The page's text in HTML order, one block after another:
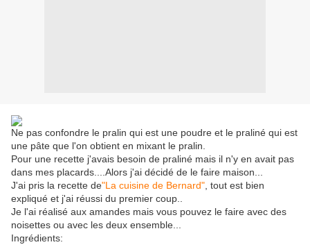
Ne pas confondre le pralin qui est une poudre et le praliné qui est
une pâte que l'on obtient en mixant le pralin.
Pour une recette j'avais besoin de praliné mais il n'y en avait pas
dans mes placards....Alors j'ai décidé de le faire maison...
J'ai pris la recette de"La cuisine de Bernard" , tout est bien
expliqué et j'ai réussi du premier coup..
Je l'ai réalisé aux amandes mais vous pouvez le faire avec des
noisettes ou avec les deux ensemble...
Ingrédients: